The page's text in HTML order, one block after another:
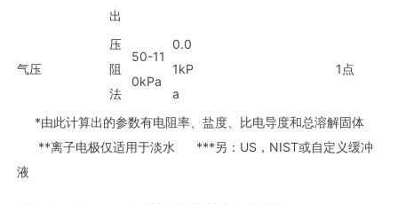
出
气压
压
阻
法
50-11
0kPa
0.0
1kP
a
1点
*由此计算出的参数有电阻率、盐度、比电导度和总溶解固体
**离子电极仅适用于淡水 ***另：US，NIST或自定义缓冲
液